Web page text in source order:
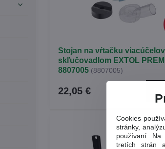
Stojan na vŕtačku
skľučovadlom EXTOL
8807005 (8807005)
22,05 €
Cookies
stránky,
používaní.
tretích strán